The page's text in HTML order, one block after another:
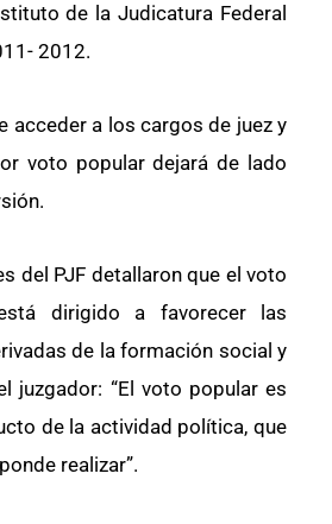
de la Judicatura Federal
2012.
acceder a los cargos de juez y
voto popular dejará de lado
del PJF detallaron que el voto
dirigido a favorecer las
de la formación social y
juzgador: “El voto popular es
de la actividad política, que
realizar”.